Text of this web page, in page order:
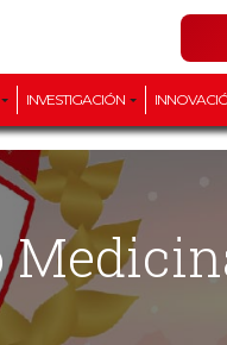
INVESTIGACIÓN